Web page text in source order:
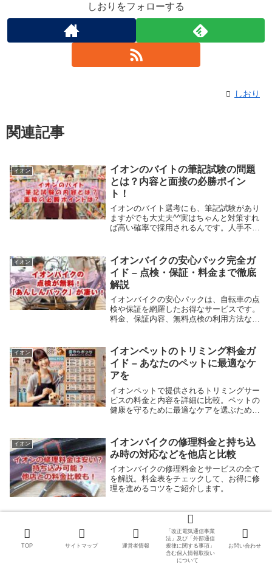
しおりをフォローする
しおり
関連記事
イオン
イオンのバイトの筆記試験の問題
とは？内容と面接の必勝ポイン
ト！
イオンのバイト選考にも、筆記試験があり
ますがでも大丈夫^^実はちゃんと対策すれ
ば高い確率で採用されるんです。人手不足
ンスかもしれません。この記事を読むこと
で、筆記試験の大まかな内容や、面接の際
に採用されやすい為のポイントを知ること
ができ、あなたも採用されるかもしれませ
ん。
イオン
イオンバイクの安心パック完全ガ
イド – 点検・保証・料金まで徹底
解説
イオンバイクの安心パックは、自転車の点
検や保証を網羅したお得なサービスです。
料金、保証内容、無料点検の利用方法な
グライフをサポートします。
イオン
イオンペットのトリミング料金ガ
イド – あなたのペットに最適なケ
アを
イオンペットで提供されるトリミングサー
ビスの料金と内容を詳細に比較。ペットの
健康を守るために最適なケアを選ぶための
イオン
イオンバイクの修理料金と持ち込
み時の対応などを他店と比較
イオンバイクの修理料金とサービスの全て
を解説。料金表をチェックして、お得に修
理を進めるコツをご紹介します。
ヤマダ電機のリチウムイオン電池
回収ガイド：回収できる電池は？
ヤマダ電機でリチウムイオン電池を安全に
回収します。対象製品の確認と手続き方法
TOP サイトマップ 運営者情報
「改正電気通信事業
法」及び「外部通信
規律に関する事項」
含む個人情報取扱い
について
お問い合わせ